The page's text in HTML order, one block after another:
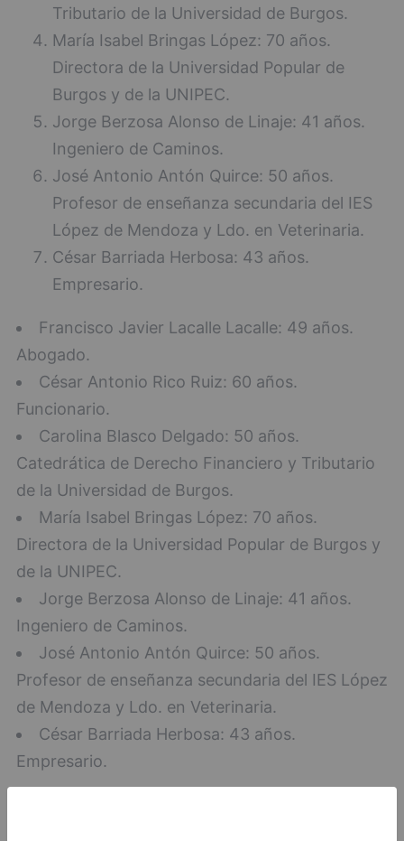
Tributario de la Universidad de Burgos.
María Isabel Bringas López: 70 años.
Directora de la Universidad Popular de
Burgos y de la UNIPEC.
Jorge Berzosa Alonso de Linaje: 41 años.
Ingeniero de Caminos.
José Antonio Antón Quirce: 50 años.
Profesor de enseñanza secundaria del IES
López de Mendoza y Ldo. en Veterinaria.
César Barriada Herbosa: 43 años.
Empresario.
Francisco Javier Lacalle Lacalle: 49 años.
Abogado.
César Antonio Rico Ruiz: 60 años.
Funcionario.
Carolina Blasco Delgado: 50 años.
Catedrática de Derecho Financiero y Tributario
de la Universidad de Burgos.
María Isabel Bringas López: 70 años.
Directora de la Universidad Popular de Burgos y
de la UNIPEC.
Jorge Berzosa Alonso de Linaje: 41 años.
Ingeniero de Caminos.
José Antonio Antón Quirce: 50 años.
Profesor de enseñanza secundaria del IES López
de Mendoza y Ldo. en Veterinaria.
César Barriada Herbosa: 43 años.
Empresario.